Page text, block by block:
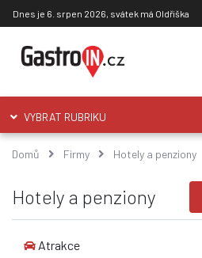
Dnes je 6. srpen 2026, svátek má Oldřiška
VYBRAT RUBRIKU
Domů Firmy Hotely a penziony
Hotely a penziony
Atrakce